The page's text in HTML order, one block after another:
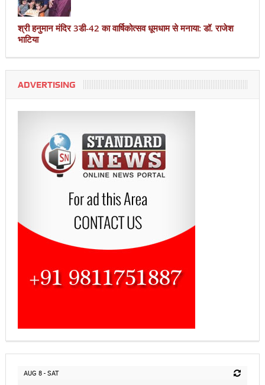
श्री हनुमान मंदिर 3डी-42 का वार्षिकोत्सव धूमधाम से मनाया: डॉ. राजेश
भाटिया
ADVERTISING
AUG 8 - SAT